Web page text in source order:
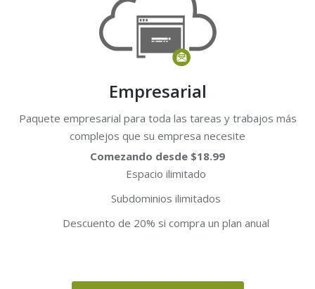
Empresarial
Paquete empresarial para toda las tareas y trabajos más
complejos que su empresa necesite
Comezando desde $18.99
Espacio ilimitado
Subdominios ilimitados
Descuento de 20% si compra un plan anual